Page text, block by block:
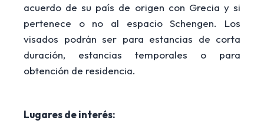
acuerdo de su país de origen con Grecia y si
pertenece o no al espacio Schengen. Los
visados podrán ser para estancias de corta
duración, estancias temporales o para
obtención de residencia.
Lugares de interés: